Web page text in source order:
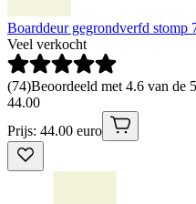
Boarddeur gegrondverfd stomp
Veel verkocht
(74)Beoordeeld met 4.6 van de
44.00
Prijs: 44.00 euro